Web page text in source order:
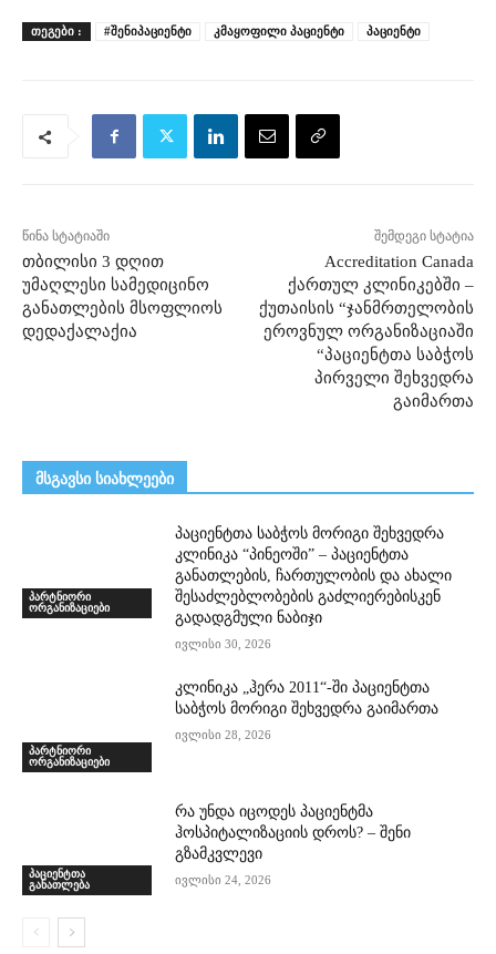
ᲗᲔᲒᲔᲑᲘ : #შენიპაციენტი კმაყოფილი პაციენტი პაციენტი
წინა სტატიაში
თბილისი 3 დღით
უმაღლესი სამედიცინო
განათლების მსოფლიოს
დედაქალაქია
შემდეგი სტატია
Accreditation Canada
ქართულ კლინიკებში –
ქუთაისის “ჯანმრთელობის
ეროვნულ ორგანიზაციაში
“პაციენტთა საბჭოს
პირველი შეხვედრა
გაიმართა
მსგავსი სიახლეები
პარტნიორი
ორგანიზაციები
პაციენტთა საბჭოს მორიგი შეხვედრა
კლინიკა “პინეოში” – პაციენტთა
განათლების, ჩართულობის და ახალი
შესაძლებლობების გაძლიერებისკენ
გადადგმული ნაბიჯი
ივლისი 30, 2026
პარტნიორი
ორგანიზაციები
კლინიკა „ჰერა 2011“-ში პაციენტთა
საბჭოს მორიგი შეხვედრა გაიმართა
ივლისი 28, 2026
პაციენტთა
განათლება
რა უნდა იცოდეს პაციენტმა
ჰოსპიტალიზაციის დროს? – შენი
გზამკვლევი
ივლისი 24, 2026